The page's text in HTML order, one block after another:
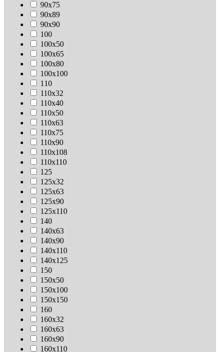
90х75
90х89
90х90
100
100х50
100х65
100х80
100х100
110
110х32
110х40
110х50
110х63
110х75
110х90
110х108
110х110
125
125х32
125х63
125х90
125х110
140
140х63
140х90
140х110
140х125
150
150х50
150х100
150х150
160
160х32
160х63
160х90
160х110